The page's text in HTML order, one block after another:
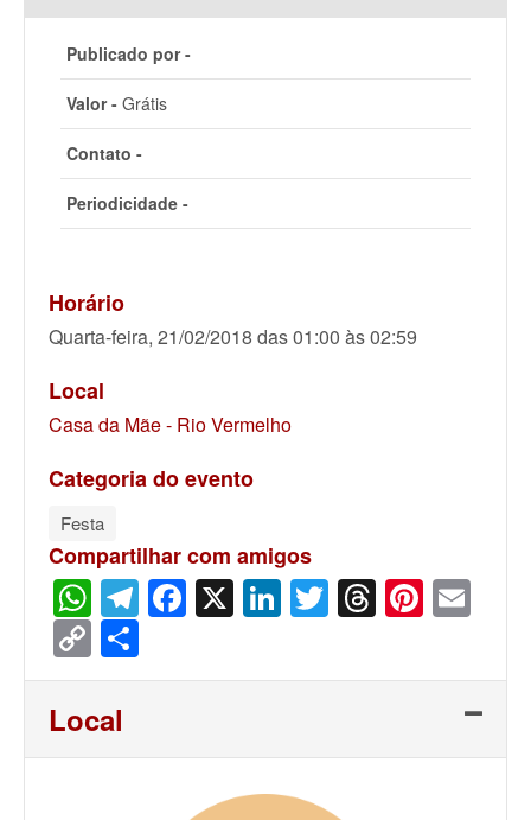
Publicado por -
Valor - Grátis
Contato -
Periodicidade -
Horário
Quarta-feira, 21/02/2018 das 01:00 às 02:59
Local
Casa da Mãe - Rio Vermelho
Categoria do evento
Festa
Compartilhar com amigos
WhatsApp
Telegram
Facebook
X LinkedIn
Twitter
Threads
Copy
Link
Local